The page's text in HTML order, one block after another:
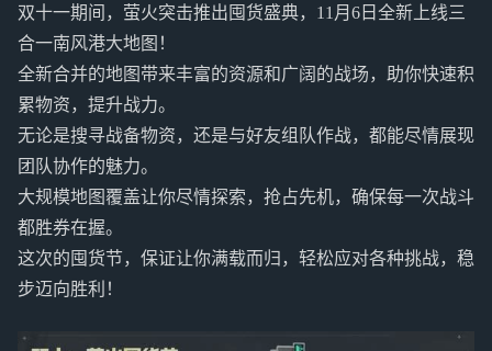
双十一期间，萤火突击推出囤货盛典，11月6日全新上线三
合一南风港大地图！
全新合并的地图带来丰富的资源和广阔的战场，助你快速积
累物资，提升战力。
无论是搜寻战备物资，还是与好友组队作战，都能尽情展现
团队协作的魅力。
大规模地图覆盖让你尽情探索，抢占先机，确保每一次战斗
都胜券在握。
这次的囤货节，保证让你满载而归，轻松应对各种挑战，稳
步迈向胜利！